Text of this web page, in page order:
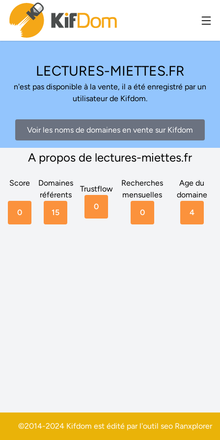
LECTURES-MIETTES.FR
n'est pas disponible à la vente, il a été enregistré par un
utilisateur de Kifdom.
Voir les noms de domaines en vente sur Kifdom
A propos de lectures-miettes.fr
Score
0
Domaines
référents
15
Trustflow
0
Recherches
mensuelles
0
Age du
domaine
4
©2014-2024 Kifdom est édité par l'outil seo Ranxplorer